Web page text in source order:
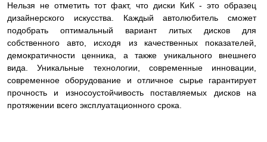
Нельзя не отметить тот факт, что диски КиК - это образец
дизайнерского искусства. Каждый автолюбитель сможет
подобрать оптимальный вариант литых дисков для
собственного авто, исходя из качественных показателей,
демократичности ценника, а также уникального внешнего
вида. Уникальные технологии, современные инновации,
современное оборудование и отличное сырье гарантирует
прочность и износоустойчивость поставляемых дисков на
протяжении всего эксплуатационного срока.